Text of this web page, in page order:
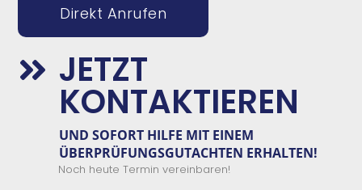
Direkt Anrufen
 JETZT
KONTAKTIEREN
UND SOFORT HILFE MIT EINEM
ÜBERPRÜFUNGSGUTACHTEN ERHALTEN!
Noch heute Termin vereinbaren!